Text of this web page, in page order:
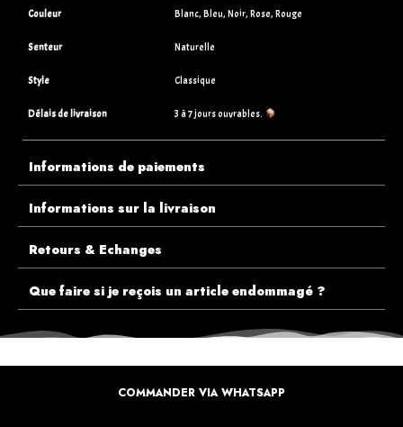
Couleur Blanc, Bleu, Noir, Rose, Rouge
Senteur Naturelle
Style Classique
Délais de livraison 3 à 7 jours ouvrables.
Informations de paiements
Informations sur la livraison
Retours & Echanges
Que faire si je reçois un article endommagé ?
COMMANDER VIA WHATSAPP